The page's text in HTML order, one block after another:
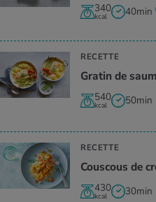
340
kcal 40min
RECETTE
Gratin de
540
kcal 50min
RECETTE
Couscous de
430
kcal 30min